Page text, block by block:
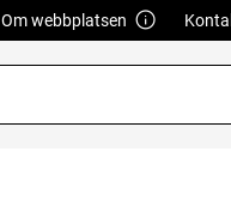
Om webbplatsen